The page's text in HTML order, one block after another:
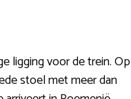
ligging voor de trein. Op
stoel met meer dan